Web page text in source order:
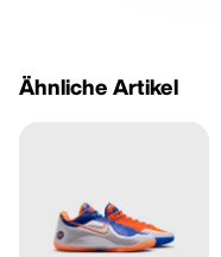
Ähnliche Artikel